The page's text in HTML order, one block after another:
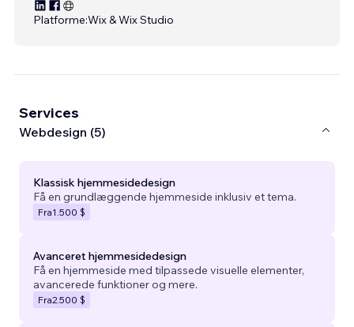
Platforme:Wix & Wix Studio
Services
Webdesign (5)
Klassisk hjemmesidedesign
Få en grundlæggende hjemmeside inklusiv et tema.
Fra1.500 $
Avanceret hjemmesidedesign
Få en hjemmeside med tilpassede visuelle elementer,
avancerede funktioner og mere.
Fra2.500 $